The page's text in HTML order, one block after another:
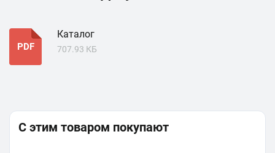
PDF
Каталог
707.93 КБ
С этим товаром покупают